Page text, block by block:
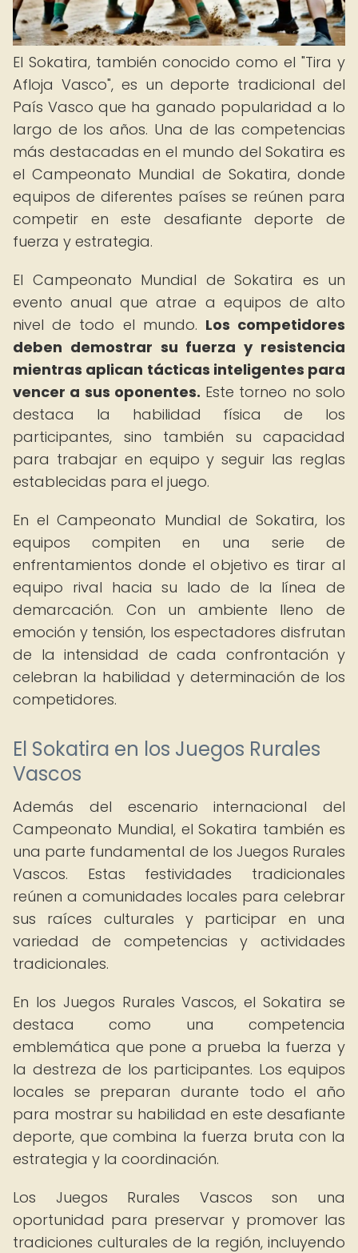
El Sokatira, también conocido como el "Tira y
Afloja Vasco", es un deporte tradicional del
País Vasco que ha ganado popularidad a lo
largo de los años. Una de las competencias
más destacadas en el mundo del Sokatira es
el Campeonato Mundial de Sokatira, donde
equipos de diferentes países se reúnen para
competir en este desafiante deporte de
fuerza y estrategia.
El Campeonato Mundial de Sokatira es un
evento anual que atrae a equipos de alto
nivel de todo el mundo. Los competidores
deben demostrar su fuerza y resistencia
mientras aplican tácticas inteligentes para
vencer a sus oponentes. Este torneo no solo
destaca la habilidad física de los
participantes, sino también su capacidad
para trabajar en equipo y seguir las reglas
establecidas para el juego.
En el Campeonato Mundial de Sokatira, los
equipos compiten en una serie de
enfrentamientos donde el objetivo es tirar al
equipo rival hacia su lado de la línea de
demarcación. Con un ambiente lleno de
emoción y tensión, los espectadores disfrutan
de la intensidad de cada confrontación y
celebran la habilidad y determinación de los
competidores.
El Sokatira en los Juegos Rurales
Vascos
Además del escenario internacional del
Campeonato Mundial, el Sokatira también es
una parte fundamental de los Juegos Rurales
Vascos. Estas festividades tradicionales
reúnen a comunidades locales para celebrar
sus raíces culturales y participar en una
variedad de competencias y actividades
tradicionales.
En los Juegos Rurales Vascos, el Sokatira se
destaca como una competencia
emblemática que pone a prueba la fuerza y
la destreza de los participantes. Los equipos
locales se preparan durante todo el año
para mostrar su habilidad en este desafiante
deporte, que combina la fuerza bruta con la
estrategia y la coordinación.
Los Juegos Rurales Vascos son una
oportunidad para preservar y promover las
tradiciones culturales de la región, incluyendo